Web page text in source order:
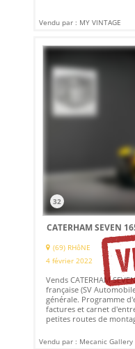
Vendu par : MY VINTAGE
32
CATERHAM SEVEN
(69) RHôNE
4 février 2022
Vends CATERHAM
française (SV
générale. Programme
factures et carnet
petites routes de
Vendu par : Mecanic Gallery